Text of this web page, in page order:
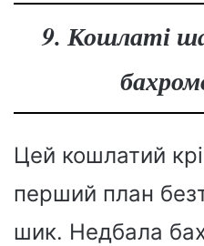
9. Кошлаті
Цей кошлатий
перший план
шик. Недбала